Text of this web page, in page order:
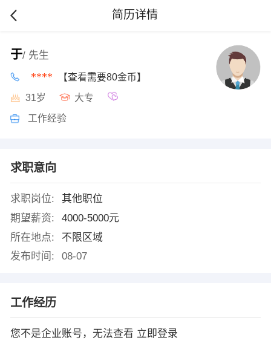
简历详情
于/ 先生
**** 【查看需要80金币】
31岁 大专
工作经验
求职意向
求职岗位:
其他职位
期望薪资:
4000-5000元
所在地点:
不限区域
发布时间:
08-07
工作经历
您不是企业账号，无法查看 立即登录